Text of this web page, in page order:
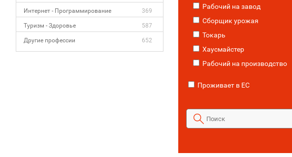
Интернет - Программирование 369
Туризм - Здоровье 587
Другие профессии 652
Рабочий на завод
Сборщик урожая
Токарь
Хаусмайстер
Рабочий на производство
Проживает в ЕС